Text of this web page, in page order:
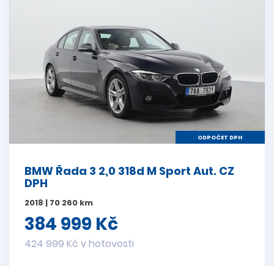
ODPOČET DPH
BMW Řada 3 2,0 318d M Sport Aut. CZ
DPH
2018 | 70 260 km
384 999 Kč
424 999 Kč v hotovosti